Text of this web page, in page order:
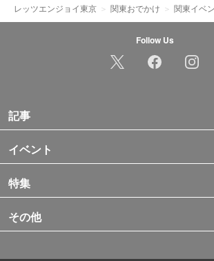
レッツエンジョイ東京 関東おでかけ 関東イベ
Follow Us
記事
イベント
特集
その他